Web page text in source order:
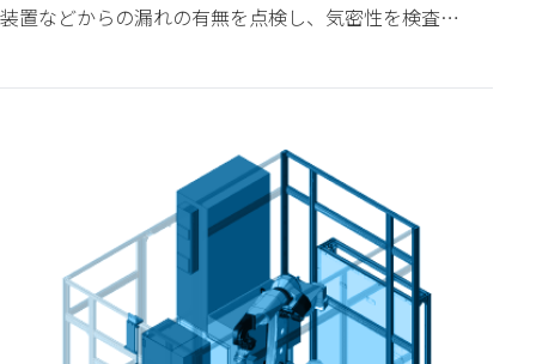
装置などからの漏れの有無を点検し、気密性を検査…